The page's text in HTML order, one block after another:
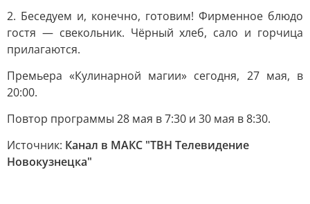
2. Беседуем и, конечно, готовим! Фирменное блюдо
гостя — свекольник. Чёрный хлеб, сало и горчица
прилагаются.
Премьера «Кулинарной магии» сегодня, 27 мая, в
20:00.
Повтор программы 28 мая в 7:30 и 30 мая в 8:30.
Источник: Канал в МАКС "ТВН Телевидение
Новокузнецка"